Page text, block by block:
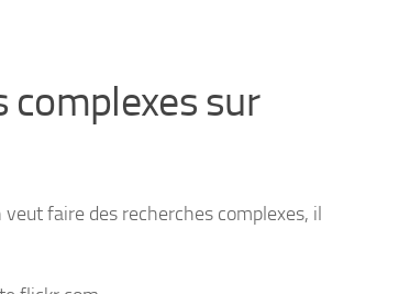
complexes sur
faire des recherches complexes, il